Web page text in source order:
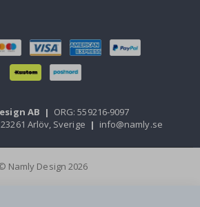
AB | ORG: 559216-9097
Arlöv, Sverige | info@namly.se
Namly Design 2026